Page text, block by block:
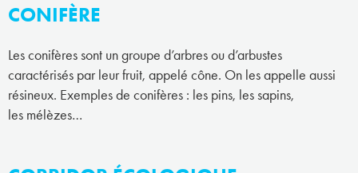
CONIFÈRE
Les conifères sont un groupe d’arbres ou d’arbustes
caractérisés par leur fruit, appelé cône. On les appelle aussi
résineux. Exemples de conifères : les pins, les sapins,
les mélèzes…